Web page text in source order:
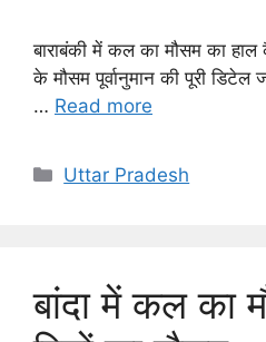
बाराबंकी में कल का मौसम का हाल
के मौसम पूर्वानुमान की पूरी डिटेल
… Read more
Categories
Uttar Pradesh
बांदा में कल का